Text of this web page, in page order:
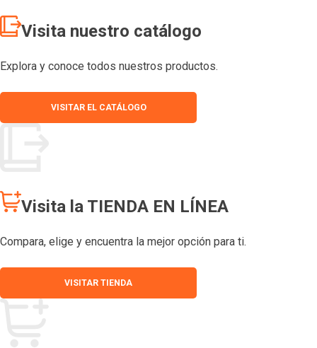
Visita nuestro catálogo
Explora y conoce todos nuestros productos.
VISITAR EL CATÁLOGO
Visita la TIENDA EN LÍNEA
Compara, elige y encuentra la mejor opción para ti.
VISITAR TIENDA